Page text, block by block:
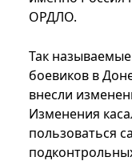
ОРДЛО.
Так
боевиков в
внесли
Изменения
пользоваться